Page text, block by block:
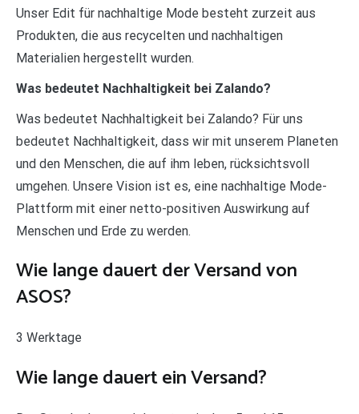
Unser Edit für nachhaltige Mode besteht zurzeit aus
Produkten, die aus recycelten und nachhaltigen
Materialien hergestellt wurden.
Was bedeutet Nachhaltigkeit bei Zalando?
Was bedeutet Nachhaltigkeit bei Zalando? Für uns
bedeutet Nachhaltigkeit, dass wir mit unserem Planeten
und den Menschen, die auf ihm leben, rücksichtsvoll
umgehen. Unsere Vision ist es, eine nachhaltige Mode-
Plattform mit einer netto-positiven Auswirkung auf
Menschen und Erde zu werden.
Wie lange dauert der Versand von
ASOS?
3 Werktage
Wie lange dauert ein Versand?